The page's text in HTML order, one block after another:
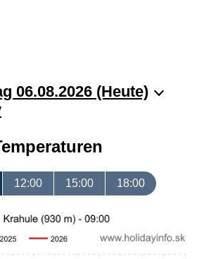
06.08.2026 (Heute)
12:00 15:00 18:00